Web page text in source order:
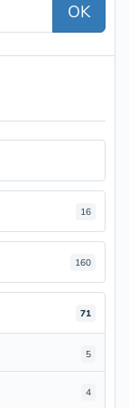
OK
16
160
71
5
4